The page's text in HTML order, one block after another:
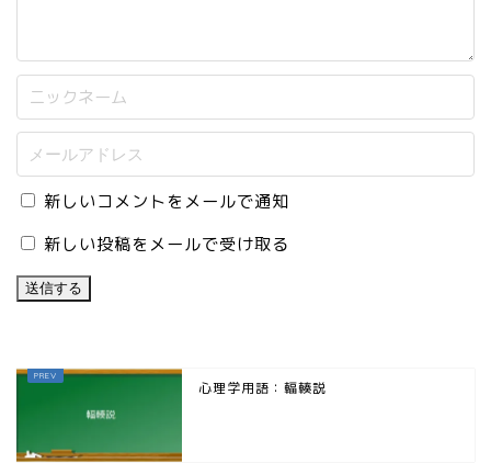
新しいコメントをメールで通知
新しい投稿をメールで受け取る
心理学用語：輻輳説